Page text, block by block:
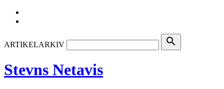
ARTIKELARKIV search
Stevns Netavis